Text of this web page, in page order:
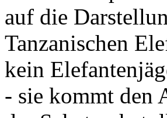
auf die
Tanzanischen
kein
- sie kommt den